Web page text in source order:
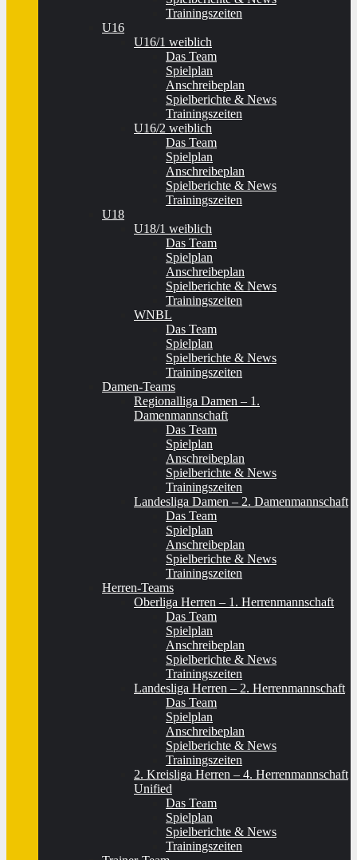
Trainingszeiten
U16
U16/1 weiblich
Das Team
Spielplan
Anschreibeplan
Spielberichte & News
Trainingszeiten
U16/2 weiblich
Das Team
Spielplan
Anschreibeplan
Spielberichte & News
Trainingszeiten
U18
U18/1 weiblich
Das Team
Spielplan
Anschreibeplan
Spielberichte & News
Trainingszeiten
WNBL
Das Team
Spielplan
Spielberichte & News
Trainingszeiten
Damen-Teams
Regionalliga Damen – 1.
Damenmannschaft
Das Team
Spielplan
Anschreibeplan
Spielberichte & News
Trainingszeiten
Landesliga Damen – 2. Damenmannschaft
Das Team
Spielplan
Anschreibeplan
Spielberichte & News
Trainingszeiten
Herren-Teams
Oberliga Herren – 1. Herrenmannschaft
Das Team
Spielplan
Anschreibeplan
Spielberichte & News
Trainingszeiten
Landesliga Herren – 2. Herrenmannschaft
Das Team
Spielplan
Anschreibeplan
Spielberichte & News
Trainingszeiten
2. Kreisliga Herren – 4. Herrenmannschaft
Unified
Das Team
Spielplan
Spielberichte & News
Trainingszeiten